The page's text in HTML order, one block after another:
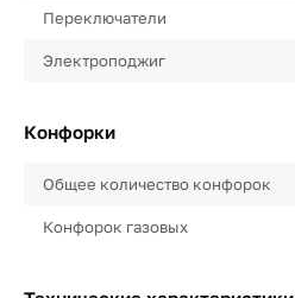
Переключатели
Электроподжиг
Конфорки
Общее количество конфорок
Конфорок газовых